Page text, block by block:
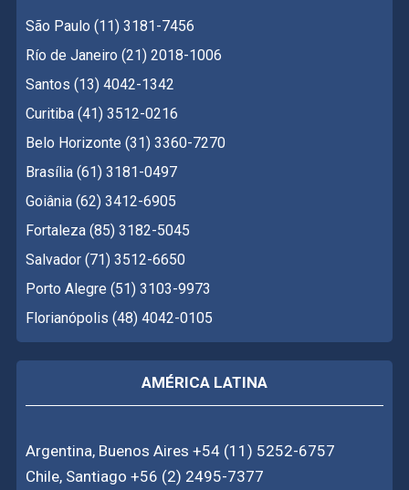
São Paulo (11) 3181-7456
Río de Janeiro (21) 2018-1006
Santos (13) 4042-1342
Curitiba (41) 3512-0216
Belo Horizonte (31) 3360-7270
Brasília (61) 3181-0497
Goiânia (62) 3412-6905
Fortaleza (85) 3182-5045
Salvador (71) 3512-6650
Porto Alegre (51) 3103-9973
Florianópolis (48) 4042-0105
AMÉRICA LATINA
Argentina, Buenos Aires +54 (11) 5252-6757
Chile, Santiago +56 (2) 2495-7377